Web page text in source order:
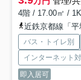
4階 / 17.00㎡ /
近鉄京都線「
バス・トイレ別
インターネット
即入居可